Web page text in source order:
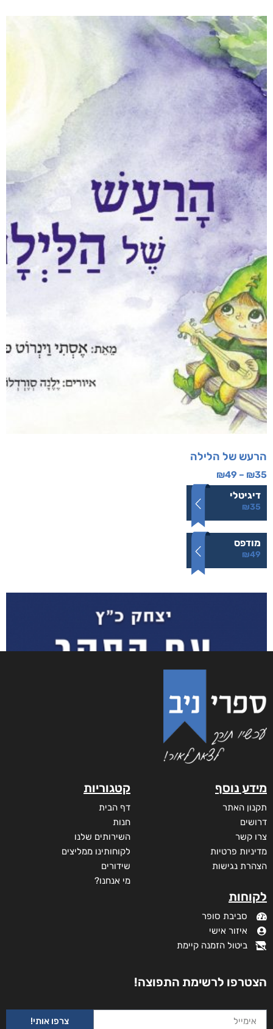
עבודה לא משחררת
₪40
–
₪ 88
דיגיטלי
₪40
מודפס
₪ 88
₪35
–
₪49
₪35
מידע נוסף קטגוריות